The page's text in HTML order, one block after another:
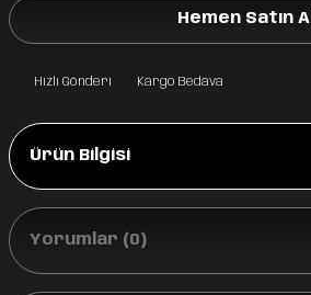
Hemen Satın Al
Hızlı Gönderi Kargo Bedava
Ürün Bilgisi
Yorumlar (0)